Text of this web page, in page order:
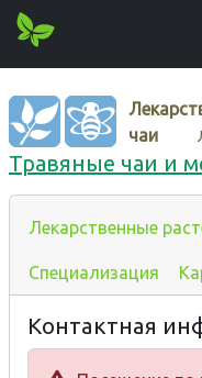
чаи
Травяные чаи и
Лекарственные
Специализация
Контактная